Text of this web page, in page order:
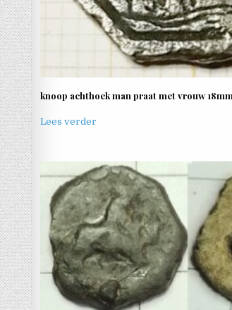
knoop achthoek man praat met vrouw
Lees verder